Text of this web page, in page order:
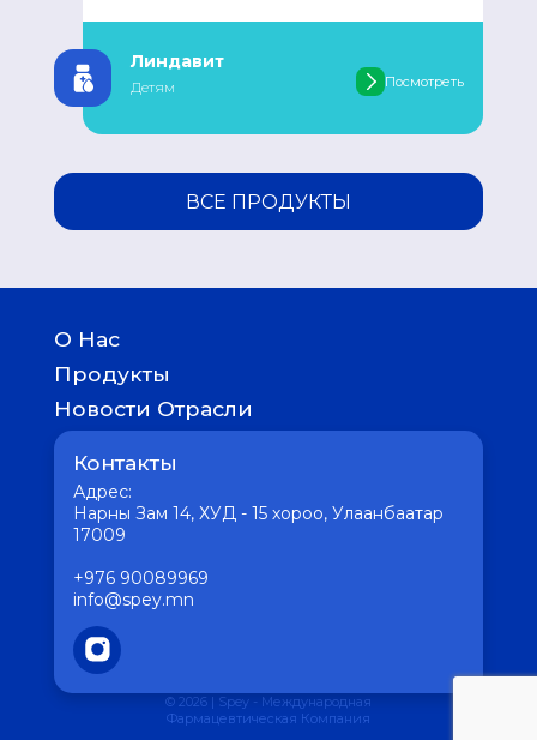
Линдавит
Детям Посмотреть
ВСЕ ПРОДУКТЫ
О Нас
История
Продукты
Детям
Женское здоровье
Отличное пищеварение
Мужское здоровье
Сердце без хлопот
Кожные заболевания
Здоровая психика
Крепкие кости
Боль в горле
Новости Отрасли
Медицина
Фармацевтика
Интересное
Вакцина
Контакты
Адрес:
Нарны Зам 14, ХУД - 15 хороо, Улаанбаатар
17009
+976 90089969
info@spey.mn
© 2026 | Spey - Международная
Фармацевтическая Компания